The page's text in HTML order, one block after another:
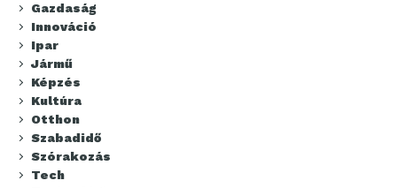
Gazdaság
Innováció
Ipar
Jármű
Képzés
Kultúra
Otthon
Szabadidő
Szórakozás
Tech